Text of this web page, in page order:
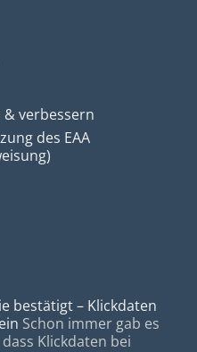
verbessern
des EAA
bestätigt – Klickdaten
Schon immer gab es
Klickdaten bei